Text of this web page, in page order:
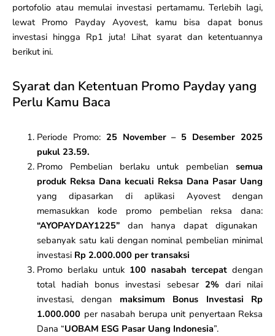
portofolio atau memulai investasi pertamamu. Terlebih lagi,
lewat Promo Payday Ayovest, kamu bisa dapat bonus
investasi hingga Rp1 juta! Lihat syarat dan ketentuannya
berikut ini.
Syarat dan Ketentuan Promo Payday yang
Perlu Kamu Baca
Periode Promo:25 November – 5 Desember 2025
pukul 23.59.
Promo Pembelian berlaku untuk pembelian semua
produk Reksa Dana kecuali Reksa Dana Pasar Uang
yang dipasarkan di aplikasi Ayovest dengan
memasukkan kode promo pembelian reksa dana:
“AYOPAYDAY1225” dan hanya dapat digunakan
sebanyak satu kali dengan nominal pembelian minimal
investasi Rp 2.000.000 per transaksi
Promo berlaku untuk 100 nasabah tercepat dengan
total hadiah bonus investasi sebesar 2%dari nilai
investasi, dengan maksimum Bonus Investasi Rp
1.000.000 per nasabah berupa unit penyertaan Reksa
Dana “UOBAM ESG Pasar Uang Indonesia”.